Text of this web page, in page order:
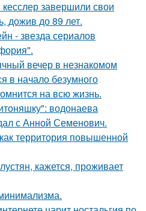
завершили свои
дожив до 89 лет.
- звезда сериалов
вечер в незнакомом
в начало безумного
на всю жизнь.
водонаева
с Анной Семенович.
территория повышенной
кажется, проживает